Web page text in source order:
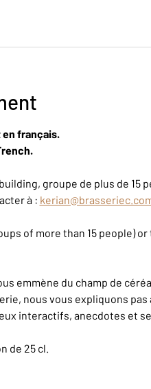
français.
groupe de plus de 15
à :
of more than 15 people)
emmène du champ de
nous vous expliquons
interactifs, anecdotes et
de 25 cl.